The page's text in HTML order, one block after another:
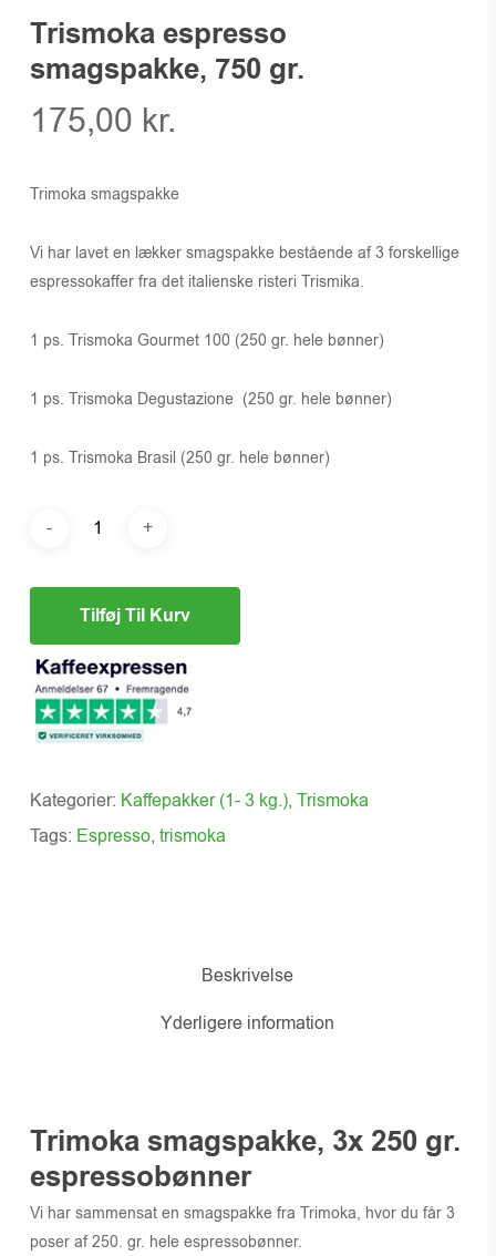
Trismoka espresso
smagspakke, 750 gr.
175,00 kr.
Trimoka smagspakke
Vi har lavet en lækker smagspakke bestående af 3 forskellige
espressokaffer fra det italienske risteri Trismika.
1 ps. Trismoka Gourmet 100 (250 gr. hele bønner)
1 ps. Trismoka Degustazione (250 gr. hele bønner)
1 ps. Trismoka Brasil (250 gr. hele bønner)
Tilføj Til Kurv
Kategorier: Kaffepakker (1- 3 kg.), Trismoka
Tags: Espresso, trismoka
Beskrivelse
Yderligere information
Trimoka smagspakke, 3x 250 gr.
espressobønner
Vi har sammensat en smagspakke fra Trimoka, hvor du får 3
poser af 250. gr. hele espressobønner.